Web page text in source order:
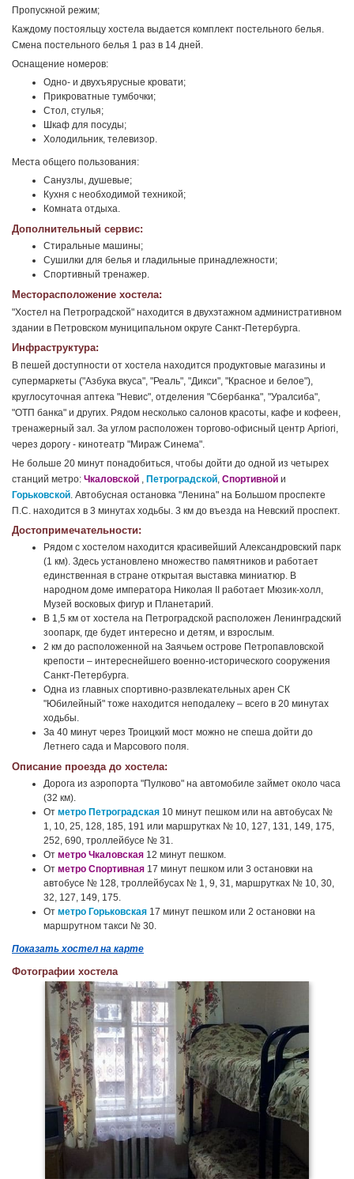
Пропускной режим;
Каждому постояльцу хостела выдается комплект постельного белья.
Смена постельного белья 1 раз в 14 дней.
Оснащение номеров:
Одно- и двухъярусные кровати;
Прикроватные тумбочки;
Стол, стулья;
Шкаф для посуды;
Холодильник, телевизор.
Места общего пользования:
Санузлы, душевые;
Кухня с необходимой техникой;
Комната отдыха.
Дополнительный сервис:
Стиральные машины;
Сушилки для белья и гладильные принадлежности;
Спортивный тренажер.
Месторасположение хостела:
"Хостел на Петроградской" находится в двухэтажном административном
здании в Петровском муниципальном округе Санкт-Петербурга.
Инфраструктура:
В пешей доступности от хостела находится продуктовые магазины и
супермаркеты ("Азбука вкуса", "Реаль", "Дикси", "Красное и белое"),
круглосуточная аптека "Невис", отделения "Сбербанка", "Уралсиба",
"ОТП банка" и других. Рядом несколько салонов красоты, кафе и кофеен,
тренажерный зал. За углом расположен торгово-офисный центр Apriori,
через дорогу - кинотеатр "Мираж Синема".
Не больше 20 минут понадобиться, чтобы дойти до одной из четырех
станций метро: Чкаловской , Петроградской, Спортивной и
Горьковской. Автобусная остановка "Ленина" на Большом проспекте
П.С. находится в 3 минутах ходьбы. 3 км до въезда на Невский проспект.
Достопримечательности:
Рядом с хостелом находится красивейший Александровский парк
(1 км). Здесь установлено множество памятников и работает
единственная в стране открытая выставка миниатюр. В
народном доме императора Николая II работает Мюзик-холл,
Музей восковых фигур и Планетарий.
В 1,5 км от хостела на Петроградской расположен Ленинградский
зоопарк, где будет интересно и детям, и взрослым.
2 км до расположенной на Заячьем острове Петропавловской
крепости – интереснейшего военно-исторического сооружения
Санкт-Петербурга.
Одна из главных спортивно-развлекательных арен СК
"Юбилейный" тоже находится неподалеку – всего в 20 минутах
ходьбы.
За 40 минут через Троицкий мост можно не спеша дойти до
Летнего сада и Марсового поля.
Описание проезда до хостела:
Дорога из аэропорта "Пулково" на автомобиле займет около часа
(32 км).
От метро Петроградская 10 минут пешком или на автобусах №
1, 10, 25, 128, 185, 191 или маршрутках № 10, 127, 131, 149, 175,
252, 690, троллейбусе № 31.
От метро Чкаловская 12 минут пешком.
От метро Спортивная 17 минут пешком или 3 остановки на
автобусе № 128, троллейбусах № 1, 9, 31, маршрутках № 10, 30,
32, 127, 149, 175.
От метро Горьковская 17 минут пешком или 2 остановки на
маршрутном такси № 30.
Показать хостел на карте
Фотографии хостела